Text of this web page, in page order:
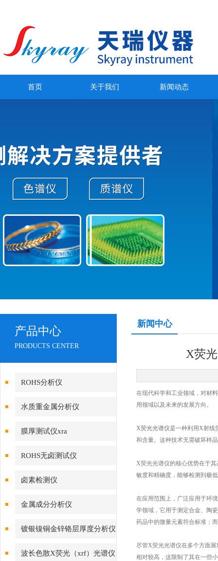
首页 关于我们 新闻动态
产品中心
PRODUCTS CENTER
ROHS分析仪
水质重金属分析仪
膜厚测试仪xra
ROHS无卤测试仪
卤素检测仪
金属成分分析仪
镀银镍铜金锌铬层厚度分析仪
波长色散X荧光（xrf）光谱仪
新闻中心
X荧
在现代科学和工业领域，对材
用领域以及未来的发展方向。
X荧光光谱仪是一种利用X射线
和含量。这种技术无需破坏样
X荧光光谱仪的核心优势在于
敏度和精确度，能够检测到极
在应用范围上，广泛应用于环
学领域，它用于测定合金、陶
药品中的微量元素符合标准；
尽管X荧光光谱仪在多个方面
相对较高，这限制了其在一些